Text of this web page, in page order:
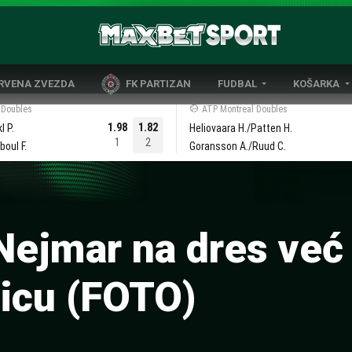
ZVEZDA FK PARTIZAN
FUDBAL
DOMAĆI FUDBAL
LIGE PETICE
EVROPSKA TAKMIČENJA
KOŠARKA
EVROLIGA
NBA LIGA
P.
F.
1.98
1
1.82
2
ATP Montreal Doubles
Heliovaara H./Patten H.
Goransson A./Ruud C.
na dres već
(FOTO)